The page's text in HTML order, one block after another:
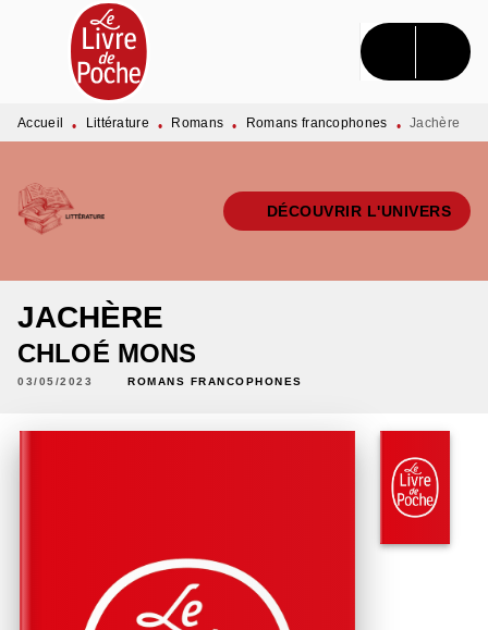
MENU RECHERCHE CONTENU
PIED DE PAGE
Accueil • Littérature • Romans • Romans francophones • Jachère
DÉCOUVRIR L'UNIVERS
JACHÈRE
CHLOÉ MONS
03/05/2023 ROMANS FRANCOPHONES